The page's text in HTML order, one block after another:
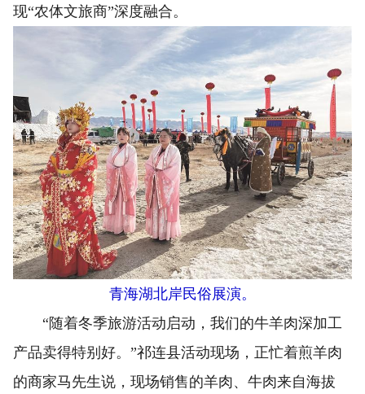
现“农体文旅商”深度融合。
青海湖北岸民俗展演。
“随着冬季旅游活动启动，我们的牛羊肉深加工
产品卖得特别好。”祁连县活动现场，正忙着煎羊肉
的商家马先生说，现场销售的羊肉、牛肉来自海拔